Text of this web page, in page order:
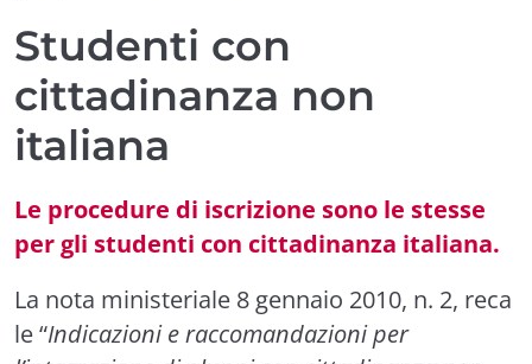
Studenti con
cittadinanza non
italiana
Le procedure di iscrizione sono le stesse
per gli studenti con cittadinanza italiana.
La nota ministeriale 8 gennaio 2010, n. 2, reca
le “Indicazioni e raccomandazioni per